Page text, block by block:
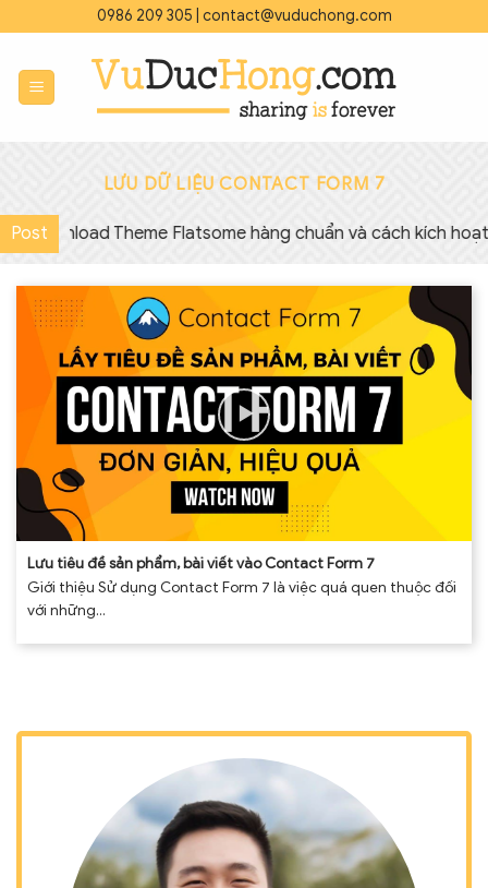
qua
nội
dung
0986 209 305 contact@vuduchong.com
LƯU DỮ LIỆU CONTACT FORM 7
Post
Download Theme Flatsome hàng chuẩn và cách kích hoạt
Lưu tiêu đề sản phẩm, bài viết vào Contact Form 7
Giới thiệu Sử dụng Contact Form 7 là việc quá quen thuộc đối
với những...